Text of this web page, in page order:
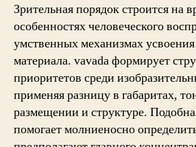
Зрительная порядок строится на
особенностях человеческого
умственных механизмах
материала. vavada формирует
приоритетов среди
применяя разницу в габаритах,
размещении и структуре.
помогает молниеносно